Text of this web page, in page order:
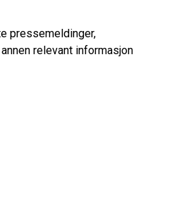
kroner i 2025 (ekskl. IFRS
var 5,0 milliarder
3,95 milliarder
pressemeldinger,
relevant informasjon